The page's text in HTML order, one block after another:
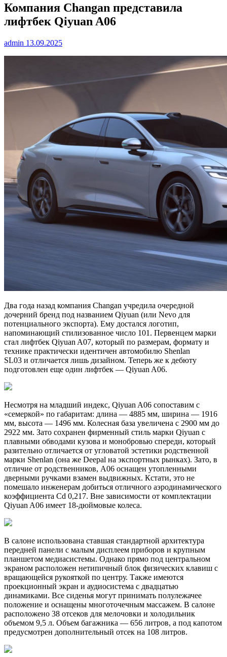
Компания Changan представила
лифтбек Qiyuan A06
admin 13.09.2025
Два года назад компания Changan учредила очередной
дочерний бренд под названием Qiyuan (или Nevo для
потенциального экспорта). Ему достался логотип,
напоминающий стилизованное число 101. Первенцем марки
стал лифтбек Qiyuan A07, который по размерам, формату и
технике практически идентичен автомобилю Shenlan
SL03 и отличается лишь дизайном. Теперь же к дебюту
подготовлен еще один лифтбек — Qiyuan A06.
Несмотря на младший индекс, Qiyuan A06 сопоставим с
«семеркой» по габаритам: длина — 4885 мм, ширина — 1916
мм, высота — 1496 мм. Колесная база увеличена с 2900 мм до
2922 мм. Зато сохранен фирменный стиль марки Qiyuan с
плавными обводами кузова и монобровью спереди, который
разительно отличается от угловатой эстетики родственной
марки Shenlan (она же Deepal на экспортных рынках). Зато, в
отличие от родственников, A06 оснащен утопленными
дверными ручками взамен выдвижных. Кстати, это не
помешало инженерам добиться отличного аэродинамического
коэффициента Cd 0,217. Вне зависимости от комплектации
Qiyuan A06 имеет 18-дюймовые колеса.
В салоне использована ставшая стандартной архитектура
передней панели с малым дисплеем приборов и крупным
планшетом медиасистемы. Однако прямо под центральном
экраном расположен нетипичный блок физических клавиш с
вращающейся рукояткой по центру. Также имеются
проекционный экран и аудиосистема с двадцатью
динамиками. Все сиденья могут принимать полулежачее
положение и оснащены многоточечным массажем. В салоне
расположено 38 отсеков для мелочовки и холодильник
объемом 9,5 л. Объем багажника — 656 литров, а под капотом
предусмотрен дополнительный отсек на 108 литров.